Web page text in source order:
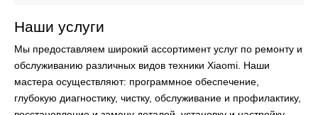
Наши услуги
Мы предоставляем широкий ассортимент услуг по ремонту и
обслуживанию различных видов техники Xiaomi. Наши
мастера осуществляют: программное обеспечение,
глубокую диагностику, чистку, обслуживание и профилактику,